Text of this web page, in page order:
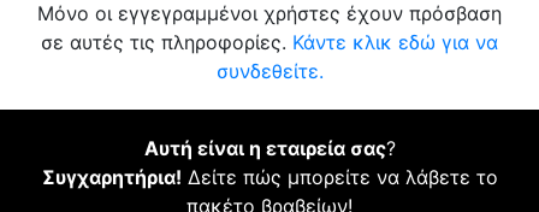
Μόνο οι εγγεγραμμένοι χρήστες έχουν πρόσβαση
σε αυτές τις πληροφορίες. Κάντε κλικ εδώ για να
συνδεθείτε.
Αυτή είναι η εταιρεία σας?
Συγχαρητήρια! Δείτε πώς μπορείτε να λάβετε το
πακέτο βραβείων!